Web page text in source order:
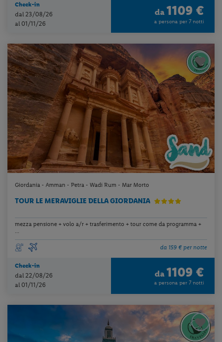
Check-in
dal 23/08/26
al 01/11/26
da 1109 €
a persona per 7 notti
Giordania - Amman - Petra - Wadi Rum - Mar Morto
TOUR LE MERAVIGLIE DELLA GIORDANIA
mezza pensione + volo a/r + trasferimento + tour come da programma +
da 159 € per notte
Check-in
dal 22/08/26
al 01/11/26
da 1109 €
a persona per 7 notti